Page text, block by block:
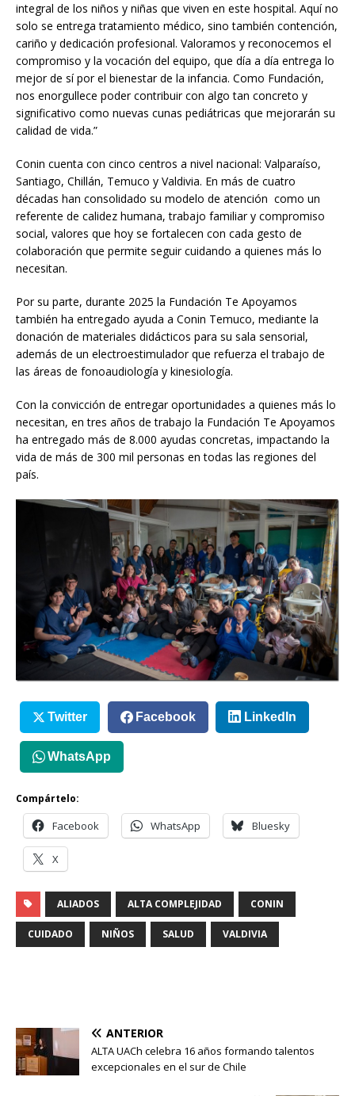
integral de los niños y niñas que viven en este hospital. Aquí no
solo se entrega tratamiento médico, sino también contención,
cariño y dedicación profesional. Valoramos y reconocemos el
compromiso y la vocación del equipo, que día a día entrega lo
mejor de sí por el bienestar de la infancia. Como Fundación,
nos enorgullece poder contribuir con algo tan concreto y
significativo como nuevas cunas pediátricas que mejorarán su
calidad de vida.”
Conin cuenta con cinco centros a nivel nacional: Valparaíso,
Santiago, Chillán, Temuco y Valdivia. En más de cuatro
décadas han consolidado su modelo de atención como un
referente de calidez humana, trabajo familiar y compromiso
social, valores que hoy se fortalecen con cada gesto de
colaboración que permite seguir cuidando a quienes más lo
necesitan.
Por su parte, durante 2025 la Fundación Te Apoyamos
también ha entregado ayuda a Conin Temuco, mediante la
donación de materiales didácticos para su sala sensorial,
además de un electroestimulador que refuerza el trabajo de
las áreas de fonoaudiología y kinesiología.
Con la convicción de entregar oportunidades a quienes más lo
necesitan, en tres años de trabajo la Fundación Te Apoyamos
ha entregado más de 8.000 ayudas concretas, impactando la
vida de más de 300 mil personas en todas las regiones del
país.
Twitter Facebook LinkedIn
WhatsApp
Compártelo:
Facebook WhatsApp Bluesky
X
ALIADOS ALTA COMPLEJIDAD CONIN
CUIDADO NIÑOS SALUD VALDIVIA
ANTERIOR
ALTA UACh celebra 16 años formando talentos
excepcionales en el sur de Chile